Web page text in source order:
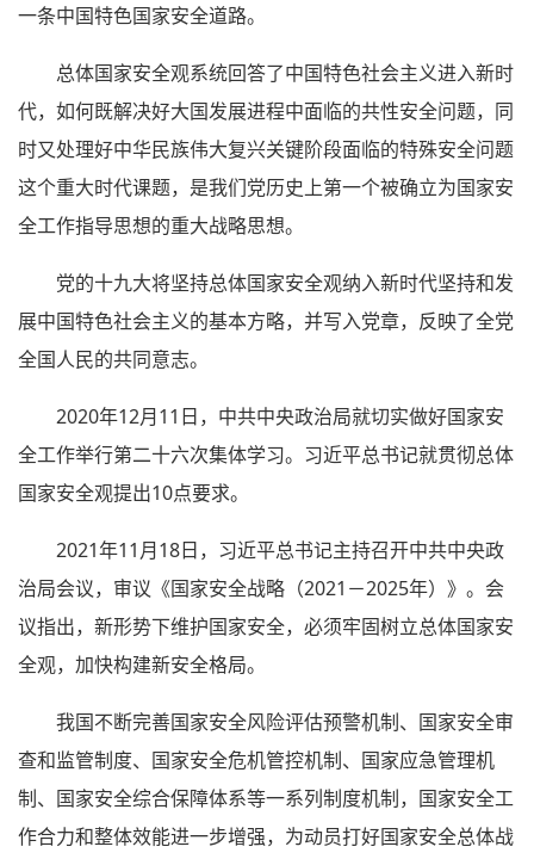
一条中国特色国家安全道路。
总体国家安全观系统回答了中国特色社会主义进入新时
代，如何既解决好大国发展进程中面临的共性安全问题，同
时又处理好中华民族伟大复兴关键阶段面临的特殊安全问题
这个重大时代课题，是我们党历史上第一个被确立为国家安
全工作指导思想的重大战略思想。
党的十九大将坚持总体国家安全观纳入新时代坚持和发
展中国特色社会主义的基本方略，并写入党章，反映了全党
全国人民的共同意志。
2020年12月11日，中共中央政治局就切实做好国家安
全工作举行第二十六次集体学习。习近平总书记就贯彻总体
国家安全观提出10点要求。
2021年11月18日，习近平总书记主持召开中共中央政
治局会议，审议《国家安全战略（2021－2025年）》。会
议指出，新形势下维护国家安全，必须牢固树立总体国家安
全观，加快构建新安全格局。
我国不断完善国家安全风险评估预警机制、国家安全审
查和监管制度、国家安全危机管控机制、国家应急管理机
制、国家安全综合保障体系等一系列制度机制，国家安全工
作合力和整体效能进一步增强，为动员打好国家安全总体战